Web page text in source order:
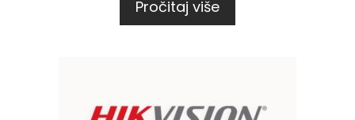
Pročitaj više